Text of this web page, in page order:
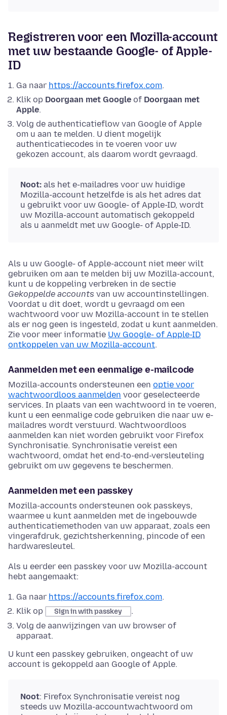
Registreren voor een Mozilla-account
met uw bestaande Google- of Apple-
ID
Ga naar https://accounts.firefox.com.
Klik op Doorgaan met Google of Doorgaan met
Apple.
Volg de authenticatieflow van Google of Apple
om u aan te melden. U dient mogelijk
authenticatiecodes in te voeren voor uw
gekozen account, als daarom wordt gevraagd.
Noot: als het e-mailadres voor uw huidige
Mozilla-account hetzelfde is als het adres dat
u gebruikt voor uw Google- of Apple-ID, wordt
uw Mozilla-account automatisch gekoppeld
als u aanmeldt met uw Google- of Apple-ID.
Als u uw Google- of Apple-account niet meer wilt
gebruiken om aan te melden bij uw Mozilla-account,
kunt u de koppeling verbreken in de sectie
Gekoppelde accounts van uw accountinstellingen.
Voordat u dit doet, wordt u gevraagd om een
wachtwoord voor uw Mozilla-account in te stellen
als er nog geen is ingesteld, zodat u kunt aanmelden.
Zie voor meer informatie Uw Google- of Apple-ID
ontkoppelen van uw Mozilla-account.
Aanmelden met een eenmalige e-mailcode
Mozilla-accounts ondersteunen een optie voor
wachtwoordloos aanmelden voor geselecteerde
services. In plaats van een wachtwoord in te voeren,
kunt u een eenmalige code gebruiken die naar uw e-
mailadres wordt verstuurd. Wachtwoordloos
aanmelden kan niet worden gebruikt voor Firefox
Synchronisatie. Synchronisatie vereist een
wachtwoord, omdat het end-to-end-versleuteling
gebruikt om uw gegevens te beschermen.
Aanmelden met een passkey
Mozilla-accounts ondersteunen ook passkeys,
waarmee u kunt aanmelden met de ingebouwde
authenticatiemethoden van uw apparaat, zoals een
vingerafdruk, gezichtsherkenning, pincode of een
hardwaresleutel.
Als u eerder een passkey voor uw Mozilla-account
hebt aangemaakt:
Ga naar https://accounts.firefox.com.
Klik op
Sign in with passkey
.
Volg de aanwijzingen van uw browser of
apparaat.
U kunt een passkey gebruiken, ongeacht of uw
account is gekoppeld aan Google of Apple.
Noot: Firefox Synchronisatie vereist nog
steeds uw Mozilla-accountwachtwoord om